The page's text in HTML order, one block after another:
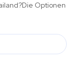
Optionen